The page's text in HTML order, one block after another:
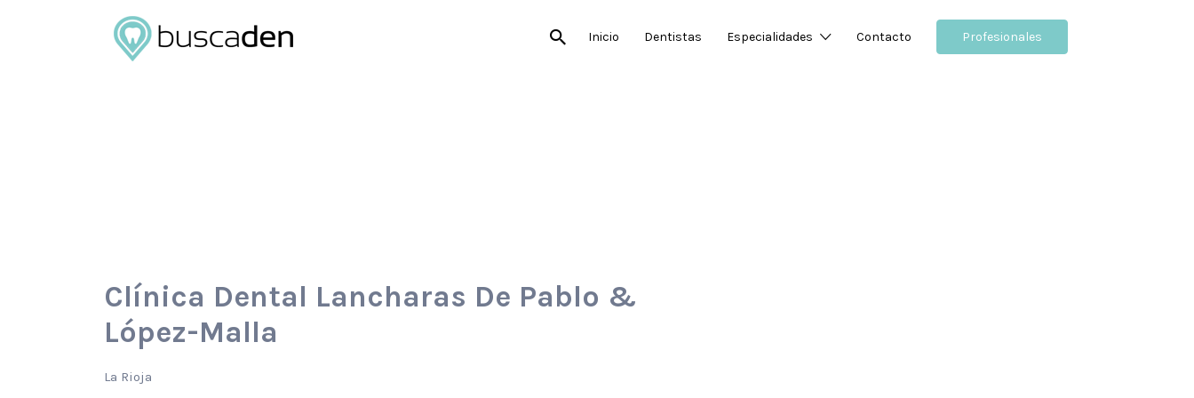
Inicio Dentistas Especialidades Contacto Profesionales
Buscar
por:
Clínica Dental Lancharas De Pablo &
López-Malla
La Rioja